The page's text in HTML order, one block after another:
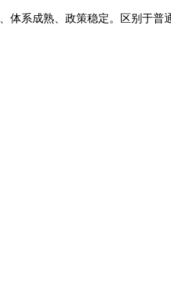
体系成熟、政策稳定。区别于普